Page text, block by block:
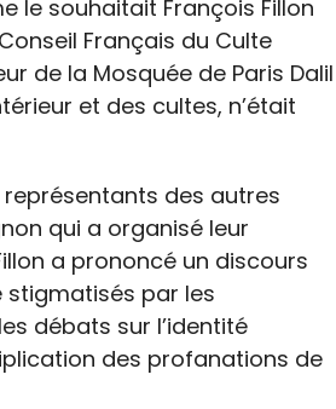
le souhaitait François Fillon
Français du Culte
de la Mosquée de Paris Dalil
et des cultes, n’était
des autres
qui a organisé leur
a prononcé un discours
stigmatisés par les
débats sur l’identité
des profanations de